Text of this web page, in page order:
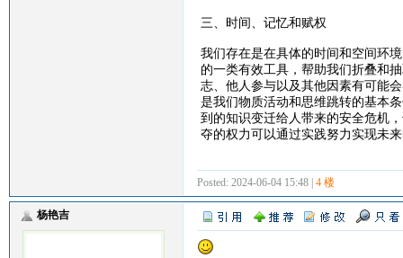
三、时间、记忆和赋权
我们存在是在具体的时间和空间环
的一类有效工具，帮助我们折叠和
志、他人参与以及其他因素有可能
是我们物质活动和思维跳转的基本
到的知识变迁给人带来的安全危机
夺的权力可以通过实践努力实现未
Posted: 2024-06-04 15:48 | 4 楼
杨艳吉